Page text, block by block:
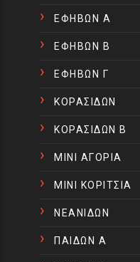
ΕΦΗΒΩΝ Α
ΕΦΗΒΩΝ Β
ΕΦΗΒΩΝ Γ
ΚΟΡΑΣΙΔΩΝ
ΚΟΡΑΣΙΔΩΝ Β
ΜΙΝΙ ΑΓΟΡΙΑ
ΜΙΝΙ ΚΟΡΙΤΣΙΑ
ΝΕΑΝΙΔΩΝ
ΠΑΙΔΩΝ Α